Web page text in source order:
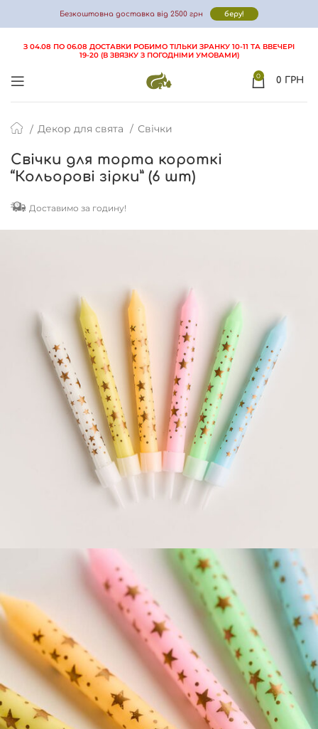
Безкоштовна доставка від 2500 грн беру!
З 04.08 ПО 06.08 ДОСТАВКИ РОБИМО ТІЛЬКИ ЗРАНКУ 10-11 ТА ВВЕЧЕРІ
19-20 (В ЗВЯЗКУ З ПОГОДНІМИ УМОВАМИ)
0 0 ГРН
Декор для свята Свічки
Свічки для торта короткі
“Кольорові зірки” (6 шт)
Доставимо за годину!